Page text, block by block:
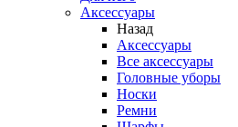
Аксессуары
Назад
Аксессуары
Все аксессуары
Головные уборы
Носки
Ремни